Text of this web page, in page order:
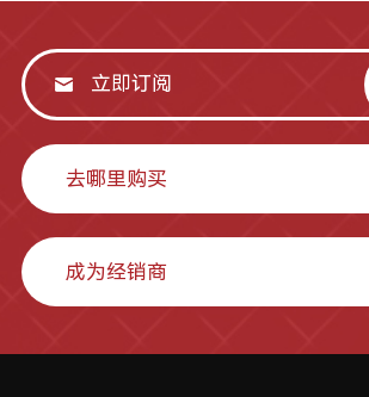
去哪里购买
成为经销商